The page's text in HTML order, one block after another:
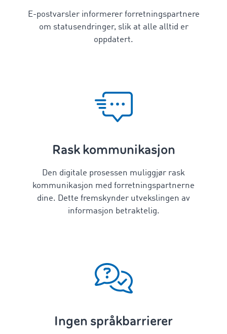
E-postvarsler informerer forretningspartnere
om statusendringer, slik at alle alltid er
oppdatert.
Rask kommunikasjon
Den digitale prosessen muliggjør rask
kommunikasjon med forretningspartnerne
dine. Dette fremskynder utvekslingen av
informasjon betraktelig.
Ingen språkbarrierer